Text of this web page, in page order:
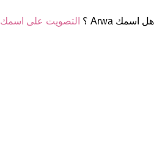
هل اسمك Arwa ؟ التصويت على اسمك